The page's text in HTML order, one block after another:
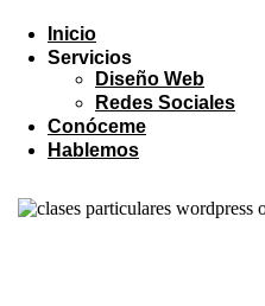
Inicio
Servicios
Diseño Web
Redes Sociales
Conóceme
Hablemos